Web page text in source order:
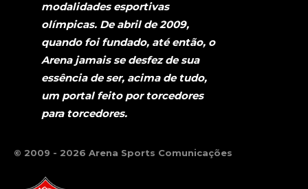
modalidades esportivas
olímpicas. De abril de 2009,
quando foi fundado, até então, o
Arena jamais se desfez de sua
essência de ser, acima de tudo,
um portal feito por torcedores
para torcedores.
© 2009 - 2026 Arena Sports Comunicações